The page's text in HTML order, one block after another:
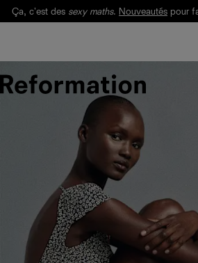
Ça, c'est des sexy maths. Nouveautés pour